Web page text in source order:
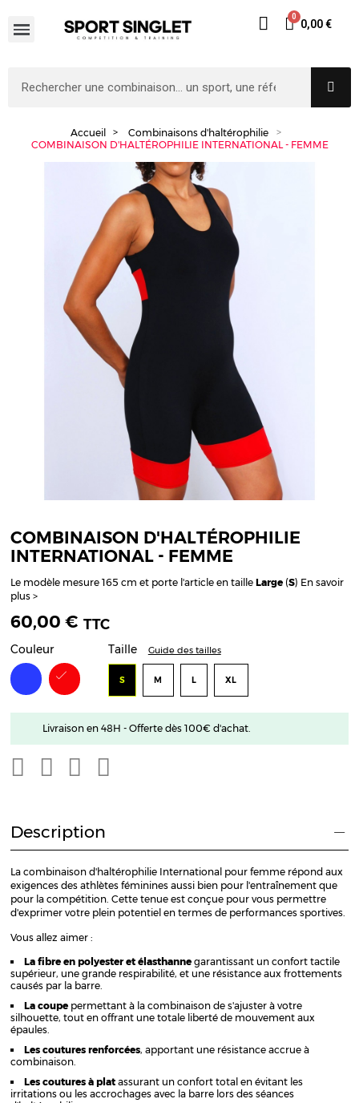
0,00 €
Accueil
Combinaisons d'haltérophilie
COMBINAISON D'HALTÉROPHILIE INTERNATIONAL - FEMME
COMBINAISON D'HALTÉROPHILIE
INTERNATIONAL - FEMME
Le modèle mesure 165 cm et porte l'article en tailleLarge (S) En savoir
plus >
60,00 € TTC
Couleur
Bleu Rouge
Taille Guide des tailles
S M L XL
Livraison en 48H - Offerte dès 100€ d'achat.
Description
La combinaison d'haltérophilie International pour femme répond aux
exigences des athlètes féminines aussi bien pour l'entraînement que
pour la compétition. Cette tenue est conçue pour vous permettre
d'exprimer votre plein potentiel en termes de performances sportives.
Vous allez aimer :
La fibre en polyester et élasthanne garantissant un confort tactile
supérieur, une grande respirabilité, et une résistance aux frottements
causés par la barre.
La coupe permettant à la combinaison de s'ajuster à votre
silhouette, tout en offrant une totale liberté de mouvement aux
épaules.
Les coutures renforcées, apportant une résistance accrue à
combinaison.
Les coutures à plat assurant un confort total en évitant les
irritations ou les accrochages avec la barre lors des séances